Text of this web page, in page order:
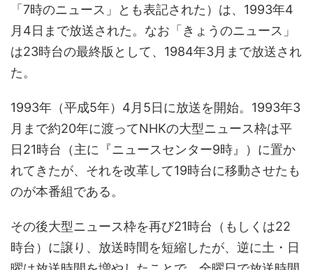
「7時のニュース」とも表記された）は、1993年4
月4日まで放送された。なお「きょうのニュース」
は23時台の最終版として、1984年3月まで放送され
た。
1993年（平成5年）4月5日に放送を開始。1993年3
月まで約20年に渡ってNHKの大型ニュース枠は平
日21時台（主に『ニュースセンター9時』）に置か
れてきたが、それを改革して19時台に移動させたも
のが本番組である。
その後大型ニュース枠を再び21時台（もしくは22
時台）に譲り、放送時間を短縮したが、逆に土・日